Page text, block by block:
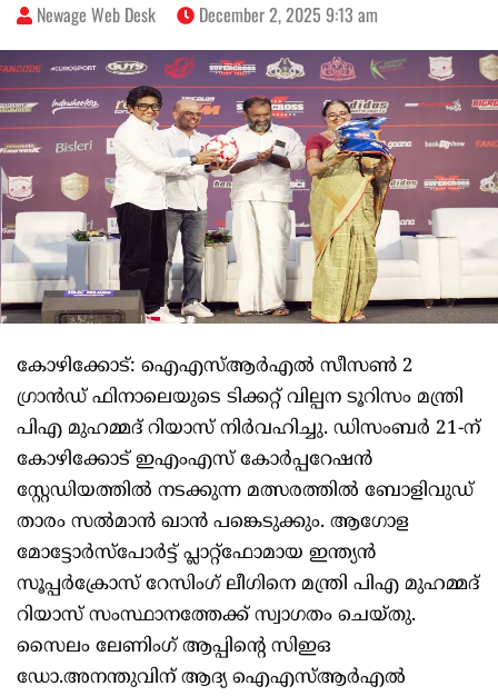
Newage Web Desk December 2, 2025 9:13 am
കോഴിക്കോട്: ഐഎസ്ആര്‍എല്‍ സീസണ്‍ 2
ഗ്രാന്‍ഡ് ഫിനാലെയുടെ ടിക്കറ്റ് വില്പന ടൂറിസം മന്ത്രി
പിഎ മുഹമ്മദ് റിയാസ് നിര്‍വഹിച്ചു. ഡിസംബര്‍ 21-ന്
കോഴിക്കോട് ഇഎംഎസ് കോര്‍പ്പറേഷന്‍
സ്റ്റേഡിയത്തില്‍ നടക്കുന്ന മത്സരത്തില്‍ ബോളിവുഡ്
താരം സല്‍മാന്‍ ഖാന്‍ പങ്കെടുക്കും. ആഗോള
മോട്ടോര്‍സ്‌പോര്‍ട്ട് പ്ലാറ്റ്ഫോമായ ഇന്ത്യന്‍
സൂപ്പര്‍ക്രോസ് റേസിംഗ് ലീഗിനെ മന്ത്രി പിഎ മുഹമ്മദ്
റിയാസ് സംസ്ഥാനത്തേക്ക് സ്വാഗതം ചെയ്തു.
സൈലം ലേണിംഗ് ആപ്പിന്റെ സിഇഒ
ഡോ.അനന്തുവിന് ആദ്യ ഐഎസ്ആര്‍എല്‍